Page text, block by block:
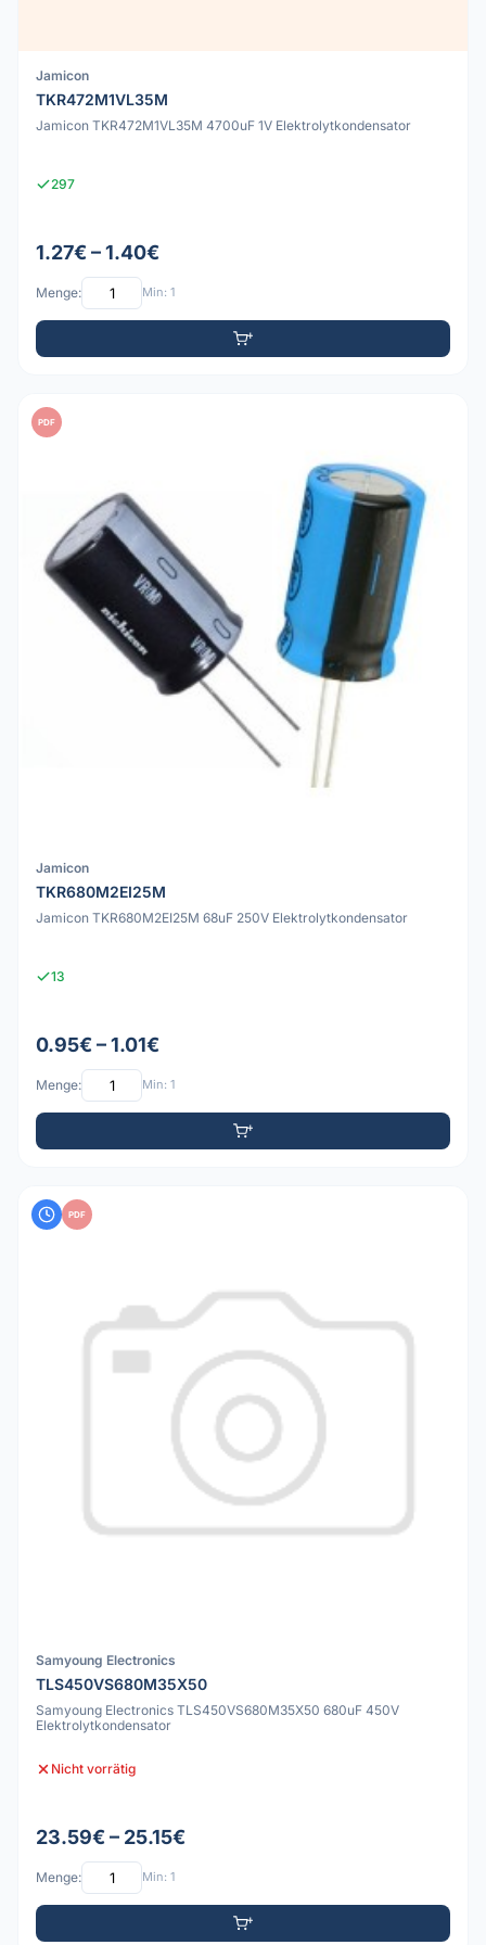
Jamicon
TKR472M1VL35M
Jamicon TKR472M1VL35M 4700uF 1V Elektrolytkondensator
297
1.27€ – 1.40€
Menge: Min: 1
PDF
Jamicon
TKR680M2EI25M
Jamicon TKR680M2EI25M 68uF 250V Elektrolytkondensator
13
0.95€ – 1.01€
Menge: Min: 1
PDF
Samyoung Electronics
TLS450VS680M35X50
Samyoung Electronics TLS450VS680M35X50 680uF 450V
Elektrolytkondensator
Nicht vorrätig
23.59€ – 25.15€
Menge: Min: 1